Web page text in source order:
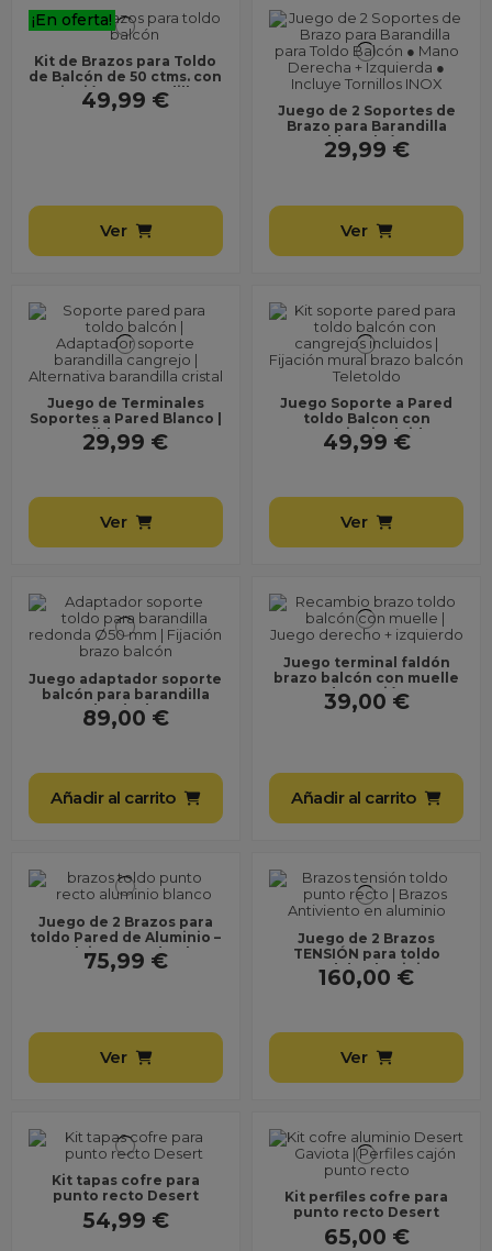
¡En oferta!
Kit de Brazos para Toldo
de Balcón de 50 ctms. con
Sujeción a Barandilla ●
Muelle...
49,99 €
Ver
Juego de 2 Soportes de
Brazo para Barandilla
para Toldo Balcón ● Mano
Derecha +...
29,99 €
Ver
Juego de Terminales
Soportes a Pared Blanco |
Compatible con Soporte
Brazo balcón |...
29,99 €
Ver
Juego Soporte a Pared
toldo Balcon con
cangrejos incluidos
49,99 €
Ver
Juego adaptador soporte
balcón para barandilla
redonda de 50
89,00 €
Añadir al carrito
Juego terminal faldón
brazo balcón con muelle
de tensión
39,00 €
Añadir al carrito
Juego de 2 Brazos para
toldo Pared de Aluminio –
Anclaje a Pared – Alta
Resistencia y...
75,99 €
Ver
Juego de 2 Brazos
TENSIÓN para toldo
Pared de Aluminio –
Anclaje a Pared – Brazos...
160,00 €
Ver
Kit tapas cofre para
punto recto Desert
54,99 €
Kit perfiles cofre para
punto recto Desert
65,00 €